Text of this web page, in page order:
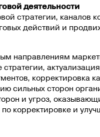
деятельности
стратегии, каналов
действий и
направлениям
корректировка
сильных сторон
и угроз,
корректировке и